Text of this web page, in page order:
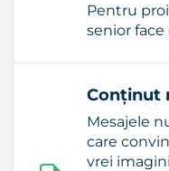
Pentru
senior
Conținut
Mesajele
care
vrei